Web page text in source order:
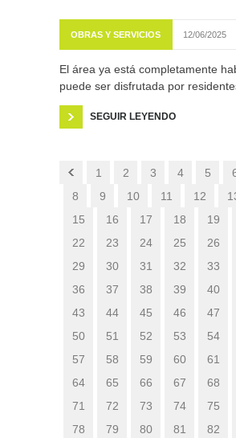
OBRAS Y SERVICIOS 12/06/2025
El área ya está completamente
puede ser disfrutada por
SEGUIR LEYENDO
1 2 3 4 5
8
9 10 11 12
15
16 17 18 19
22
23 24 25 26
29
30 31 32 33
36
37 38 39 40
43
44 45 46 47
50
51 52 53 54
57
58 59 60 61
64
65 66 67 68
71
72 73 74 75
78
79 80 81 82